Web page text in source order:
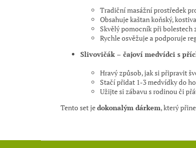
Tradiční masážní prostředek
Obsahuje kaštan koňský,
Skvělý pomocník při bolestech
Rychle osvěžuje a podporuje
Slivovičák – čajoví medvídci s
Hravý způsob, jak si připravit
Stačí přidat 1-3 medvídky do
Užijte si zábavu s rodinou či
Tento set jedokonalým dárkem, který